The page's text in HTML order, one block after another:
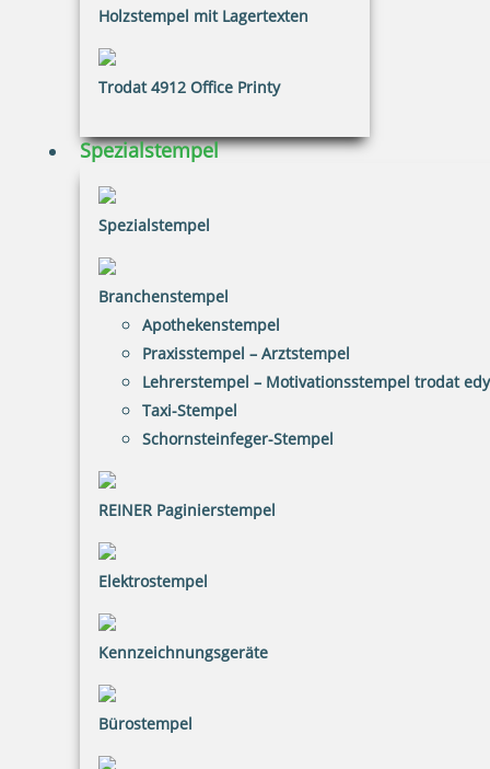
Holzstempel mit Lagertexten
Trodat 4912 Office Printy
Spezialstempel
Spezialstempel
Branchenstempel
Apothekenstempel
Praxisstempel – Arztstempel
Lehrerstempel – Motivationsstempel trodat
Taxi-Stempel
Schornsteinfeger-Stempel
REINER Paginierstempel
Elektrostempel
Kennzeichnungsgeräte
Bürostempel
inkl. 20.00 % Mwst.
Eco-Printy mit Text: Gescannt
Eco-Printy mit Text: Kopie